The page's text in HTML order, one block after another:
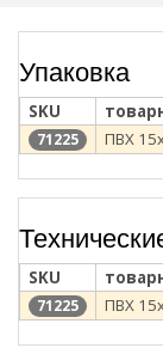
Упаковка
SKU
71225 ПВХ
SKU
71225 ПВХ